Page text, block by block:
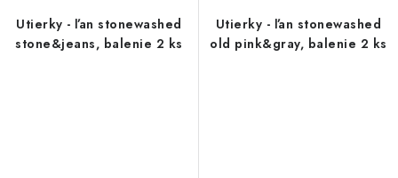
Utierky - ľan stonewashed
stone&jeans, balenie 2 ks
Utierky - ľan stonewashed
old pink&gray, balenie 2 ks